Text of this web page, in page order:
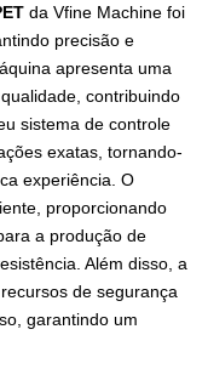
da Vfine Machine foi
precisão e
apresenta uma
contribuindo
sistema de controle
exatas, tornando-
experiência. O
proporcionando
a produção de
Além disso, a
de segurança
garantindo um